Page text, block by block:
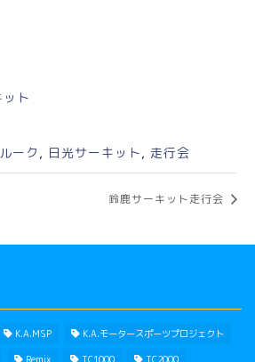
ト
ーク , 日光サーキット, 走行会
鈴鹿サーキット走行会
K.A.MSP K.A.モータースポーツプロジェクト
Remix TC1000 TC2000